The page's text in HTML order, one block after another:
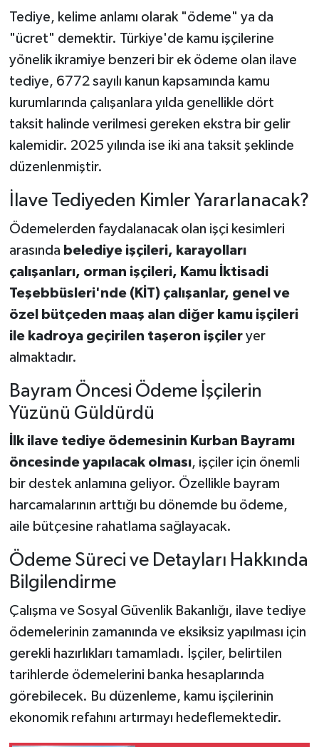
Tediye, kelime anlamı olarak "ödeme" ya da
"ücret" demektir. Türkiye'de kamu işçilerine
yönelik ikramiye benzeri bir ek ödeme olan ilave
tediye, 6772 sayılı kanun kapsamında kamu
kurumlarında çalışanlara yılda genellikle dört
taksit halinde verilmesi gereken ekstra bir gelir
kalemidir. 2025 yılında ise iki ana taksit şeklinde
düzenlenmiştir.
İlave Tediyeden Kimler Yararlanacak?
Ödemelerden faydalanacak olan işçi kesimleri
arasında belediye işçileri, karayolları
çalışanları, orman işçileri, Kamu İktisadi
Teşebbüsleri'nde (KİT) çalışanlar, genel ve
özel bütçeden maaş alan diğer kamu işçileri
ile kadroya geçirilen taşeron işçileryer
almaktadır.
Bayram Öncesi Ödeme İşçilerin
Yüzünü Güldürdü
İlk ilave tediye ödemesinin Kurban Bayramı
öncesinde yapılacak olması, işçiler için önemli
bir destek anlamına geliyor. Özellikle bayram
harcamalarının arttığı bu dönemde bu ödeme,
aile bütçesine rahatlama sağlayacak.
Ödeme Süreci ve Detayları Hakkında
Bilgilendirme
Çalışma ve Sosyal Güvenlik Bakanlığı, ilave tediye
ödemelerinin zamanında ve eksiksiz yapılması için
gerekli hazırlıkları tamamladı. İşçiler, belirtilen
tarihlerde ödemelerini banka hesaplarında
görebilecek. Bu düzenleme, kamu işçilerinin
ekonomik refahını artırmayı hedeflemektedir.